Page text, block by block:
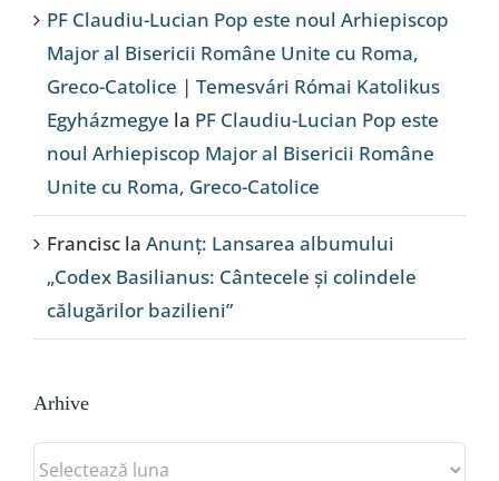
PF Claudiu-Lucian Pop este noul Arhiepiscop
Major al Bisericii Române Unite cu Roma,
Greco-Catolice | Temesvári Római Katolikus
Egyházmegye la PF Claudiu-Lucian Pop este
noul Arhiepiscop Major al Bisericii Române
Unite cu Roma, Greco-Catolice
Francisc la Anunț: Lansarea albumului
„Codex Basilianus: Cântecele și colindele
călugărilor bazilieni”
Arhive
Arhive